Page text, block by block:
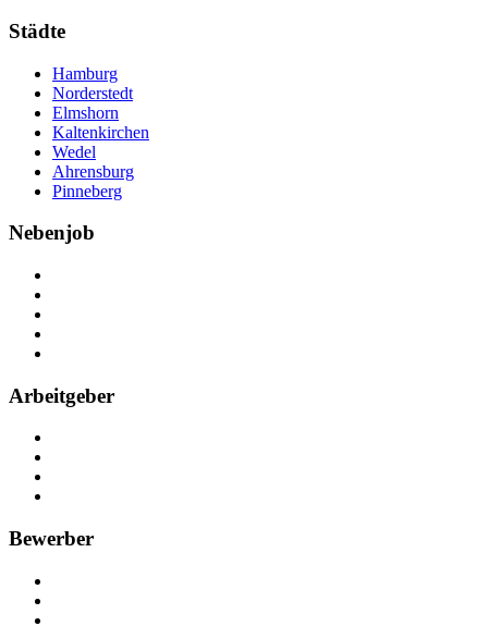
Städte
Hamburg
Norderstedt
Elmshorn
Kaltenkirchen
Wedel
Ahrensburg
Pinneberg
Nebenjob
Arbeitgeber
Bewerber